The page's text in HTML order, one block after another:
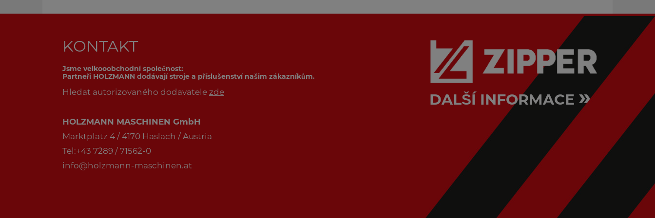
KONTAKT
Jsme velkooobchodní společnost:
Partneři HOLZMANN dodávají stroje a příslušenství našim zákazníkům.
Hledat autorizovaného dodavatele zde
HOLZMANN MASCHINEN GmbH
Marktplatz 4 / 4170 Haslach / Austria
Tel:+43 7289 / 71562-0
info@holzmann-maschinen.at
DALŠÍ INFORMACE »